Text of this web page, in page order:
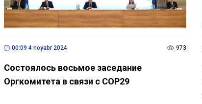
00:09 4 noyabr 2024 973
Состоялось восьмое заседание
Оргкомитета в связи с COP29